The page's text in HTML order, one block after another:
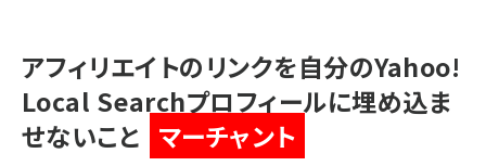
アフィリエイトのリンクを自分のYahoo!
Local Searchプロフィールに埋め込ま
せないこと マーチャント